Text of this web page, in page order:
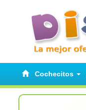
Cochecitos